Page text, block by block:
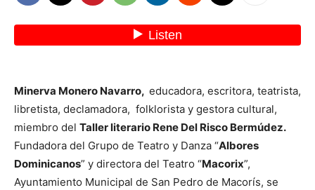
Minerva Monero Navarro, educadora, escritora, teatrista,
libretista, declamadora, folklorista y gestora cultural,
miembro del Taller literario Rene Del Risco Bermúdez.
Fundadora del Grupo de Teatro y Danza “Albores
Dominicanos” y directora del Teatro “Macorix”,
Ayuntamiento Municipal de San Pedro de Macorís, se